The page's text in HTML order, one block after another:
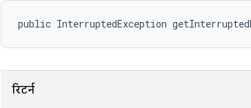
public InterruptedException
रिटर्न